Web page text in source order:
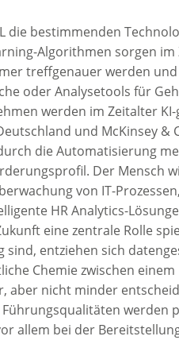
die bestimmenden
Algorithmen sorgen
treffgenauer werden
oder Analysetools für
werden im Zeitalter
und McKinsey &
die Automatisierung
Der Mensch
von IT-
HR Analytics-
eine zentrale Rolle
sind, entziehen sich
Chemie zwischen
aber nicht minder
werden
allem bei der